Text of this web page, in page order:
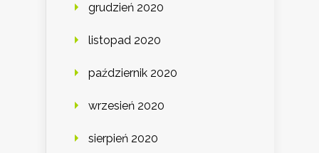
grudzień 2020
listopad 2020
październik 2020
wrzesień 2020
sierpień 2020